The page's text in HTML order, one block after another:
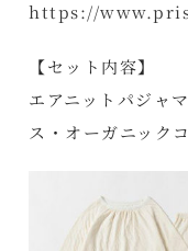
https://
【セット内容】
エアニットパジャ
ス・オーガニック